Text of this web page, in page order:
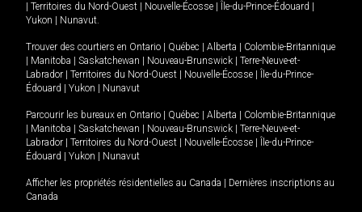
Territoires du Nord-Ouest Nouvelle-Écosse Île-du-Prince-Édouard
Yukon
Nunavut.
Trouver des courtiers en Ontario Québec Alberta
Colombie-Britannique
Manitoba Saskatchewan Nouveau-Brunswick
Terre-Neuve-et-
Labrador
Territoires du Nord-Ouest Nouvelle-Écosse
Île-du-Prince-
Édouard
Yukon Nunavut
Parcourir les bureaux en Ontario Québec Alberta
Colombie-Britannique
Manitoba Saskatchewan Nouveau-Brunswick
Terre-Neuve-et-
Labrador
Territoires du Nord-Ouest Nouvelle-Écosse
Île-du-Prince-
Édouard
Yukon Nunavut
Afficher les propriétés résidentielles au Canada
Dernières inscriptions au
Canada